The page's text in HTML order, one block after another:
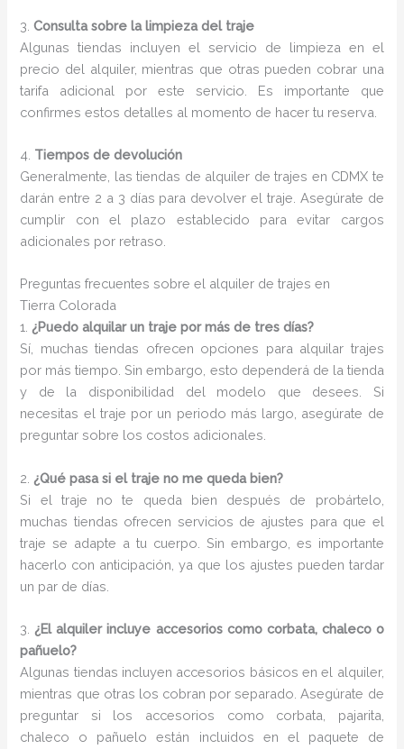
3.Consulta sobre la limpieza del traje
Algunas tiendas incluyen el servicio de limpieza en el
precio del alquiler, mientras que otras pueden cobrar una
tarifa adicional por este servicio. Es importante que
confirmes estos detalles al momento de hacer tu reserva.
4. Tiempos de devolución
Generalmente, las tiendas de alquiler de trajes en CDMX te
darán entre 2 a 3 días para devolver el traje. Asegúrate de
cumplir con el plazo establecido para evitar cargos
adicionales por retraso.
Preguntas frecuentes sobre el alquiler de trajes en
Tierra Colorada
1. ¿Puedo alquilar un traje por más de tres días?
Sí, muchas tiendas ofrecen opciones para alquilar trajes
por más tiempo. Sin embargo, esto dependerá de la tienda
y de la disponibilidad del modelo que desees. Si
necesitas el traje por un periodo más largo, asegúrate de
preguntar sobre los costos adicionales.
2. ¿Qué pasa si el traje no me queda bien?
Si el traje no te queda bien después de probártelo,
muchas tiendas ofrecen servicios de ajustes para que el
traje se adapte a tu cuerpo. Sin embargo, es importante
hacerlo con anticipación, ya que los ajustes pueden tardar
un par de días.
3. ¿El alquiler incluye accesorios como corbata, chaleco o
pañuelo?
Algunas tiendas incluyen accesorios básicos en el alquiler,
mientras que otras los cobran por separado. Asegúrate de
preguntar si los accesorios como corbata, pajarita,
chaleco o pañuelo están incluidos en el paquete de